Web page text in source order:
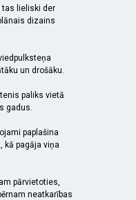
tas lieliski der
dizains
un drošāku.
paliks vietā
gadus.
paplašina
kā pagāja viņa
pārvietoties,
neatkarības